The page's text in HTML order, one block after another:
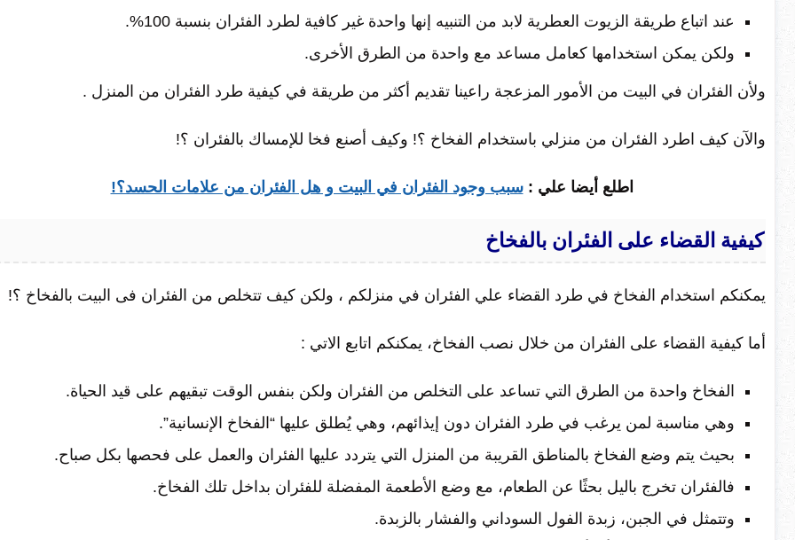
عند اتباع طريقة الزيوت العطرية لابد من التنبيه إنها واحدة غير كافية لطرد الفئران بنسبة 100%.
ولكن يمكن استخدامها كعامل مساعد مع واحدة من الطرق الأخرى.
ولأن الفئران في البيت من الأمور المزعجة راعينا تقديم أكثر من طريقة في كيفية طرد الفئران من المنزل .
والآن كيف اطرد الفئران من منزلي باستخدام الفخاخ ؟! وكيف أصنع فخا للإمساك بالفئران ؟!
اطلع أيضا علي :سبب وجود الفئران في البيت و هل الفئران من علامات الحسد؟!
كيفية القضاء على الفئران بالفخاخ
يمكنكم استخدام الفخاخ في طرد القضاء علي الفئران في منزلكم ، ولكن كيف تتخلص من الفئران فى البيت بالفخاخ ؟!
أما كيفية القضاء على الفئران من خلال نصب الفخاخ، يمكنكم اتابع الاتي :
الفخاخ واحدة من الطرق التي تساعد على التخلص من الفئران ولكن بنفس الوقت تبقيهم على قيد الحياة.
وهي مناسبة لمن يرغب في طرد الفئران دون إيذائهم، وهي يُطلق عليها “الفخاخ الإنسانية”.
بحيث يتم وضع الفخاخ بالمناطق القريبة من المنزل التي يتردد عليها الفئران والعمل على فحصها بكل صباح.
فالفئران تخرج باليل بحثًا عن الطعام، مع وضع الأطعمة المفضلة للفئران بداخل تلك الفخاخ.
وتتمثل في الجبن، زبدة الفول السوداني والفشار بالزبدة.